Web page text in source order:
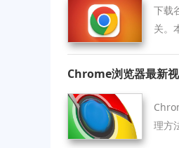
下载
关。
Chrome浏览器最新
理方